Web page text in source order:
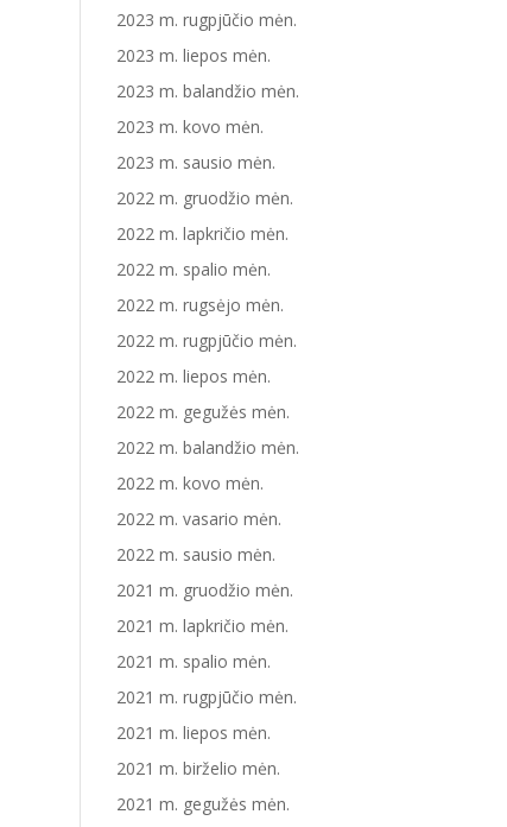
2023 m. rugpjūčio mėn.
2023 m. liepos mėn.
2023 m. balandžio mėn.
2023 m. kovo mėn.
2023 m. sausio mėn.
2022 m. gruodžio mėn.
2022 m. lapkričio mėn.
2022 m. spalio mėn.
2022 m. rugsėjo mėn.
2022 m. rugpjūčio mėn.
2022 m. liepos mėn.
2022 m. gegužės mėn.
2022 m. balandžio mėn.
2022 m. kovo mėn.
2022 m. vasario mėn.
2022 m. sausio mėn.
2021 m. gruodžio mėn.
2021 m. lapkričio mėn.
2021 m. spalio mėn.
2021 m. rugpjūčio mėn.
2021 m. liepos mėn.
2021 m. birželio mėn.
2021 m. gegužės mėn.